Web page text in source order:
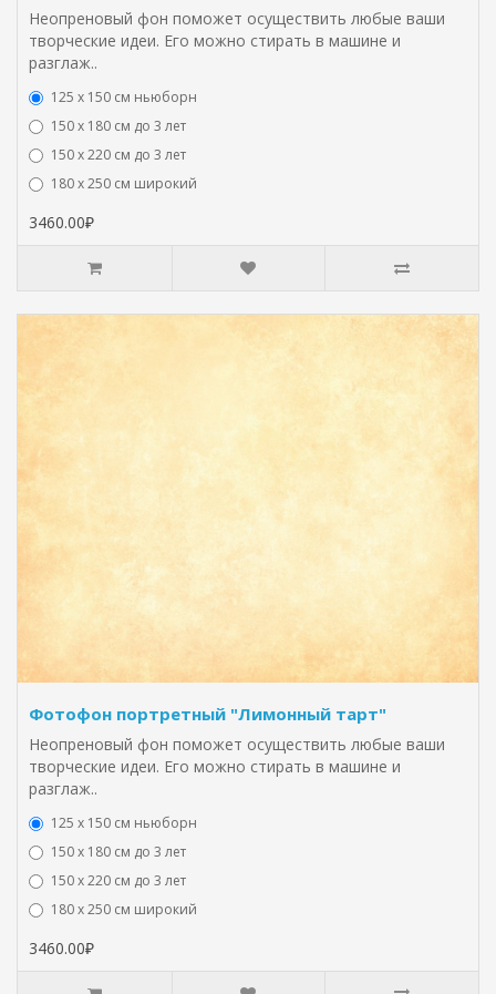
Неопреновый фон поможет осуществить любые ваши
творческие идеи. Его можно стирать в машине и
разглаж..
125 x 150 см ньюборн
150 х 180 см до 3 лет
150 х 220 см до 3 лет
180 х 250 см широкий
3460.00₽
Фотофон портретный "Лимонный тарт"
Неопреновый фон поможет осуществить любые ваши
творческие идеи. Его можно стирать в машине и
разглаж..
125 x 150 см ньюборн
150 х 180 см до 3 лет
150 х 220 см до 3 лет
180 х 250 см широкий
3460.00₽